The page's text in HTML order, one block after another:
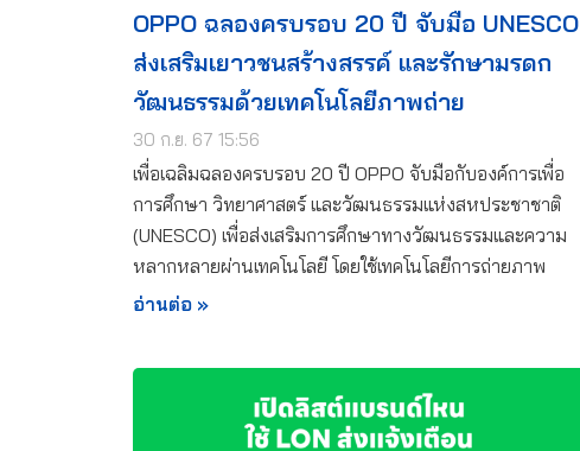
OPPO ฉลองครบรอบ 20 ปี จับมือ UNESCO
ส่งเสริมเยาวชนสร้างสรรค์ และรักษามรดก
วัฒนธรรมด้วยเทคโนโลยีภาพถ่าย
30 ก.ย. 67 15:56
เพื่อเฉลิมฉลองครบรอบ 20 ปี OPPO จับมือกับองค์การเพื่อ
การศึกษา วิทยาศาสตร์ และวัฒนธรรมแห่งสหประชาชาติ
(UNESCO) เพื่อส่งเสริมการศึกษาทางวัฒนธรรมและความ
หลากหลายผ่านเทคโนโลยี โดยใช้เทคโนโลยีการถ่ายภาพ
อ่านต่อ »